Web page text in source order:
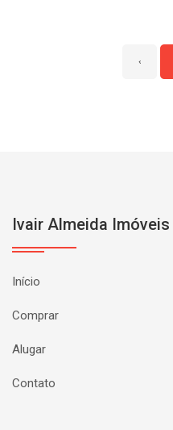
‹
Ivair Almeida Imóveis
Início
Comprar
Alugar
Contato